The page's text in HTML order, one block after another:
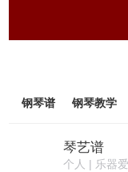
钢琴谱 钢琴教学
琴艺谱
个人 | 乐器